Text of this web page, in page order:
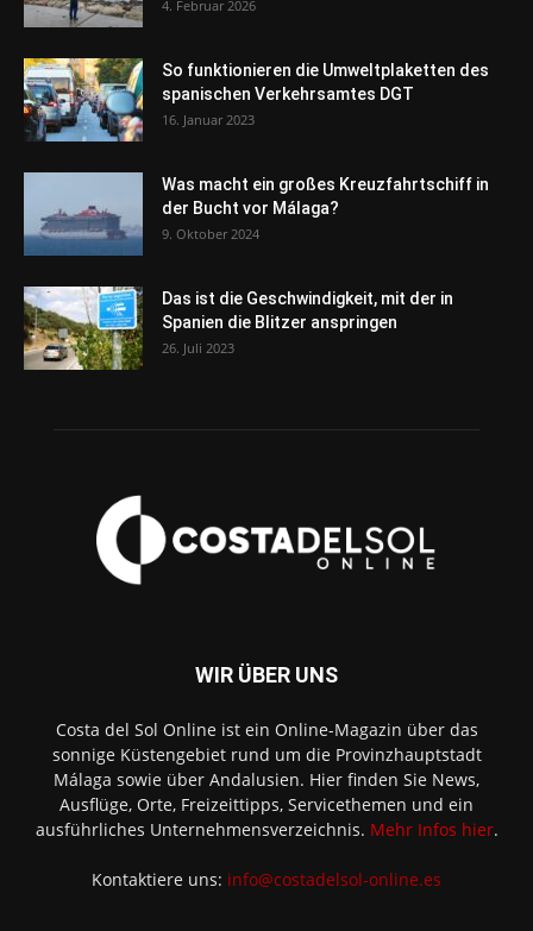
4. Februar 2026
So funktionieren die Umweltplaketten des
spanischen Verkehrsamtes DGT
16. Januar 2023
Was macht ein großes Kreuzfahrtschiff in
der Bucht vor Málaga?
9. Oktober 2024
Das ist die Geschwindigkeit, mit der in
Spanien die Blitzer anspringen
26. Juli 2023
WIR ÜBER UNS
Costa del Sol Online ist ein Online-Magazin über das
sonnige Küstengebiet rund um die Provinzhauptstadt
Málaga sowie über Andalusien. Hier finden Sie News,
Ausflüge, Orte, Freizeittipps, Servicethemen und ein
ausführliches Unternehmensverzeichnis. Mehr Infos hier.
Kontaktiere uns: info@costadelsol-online.es